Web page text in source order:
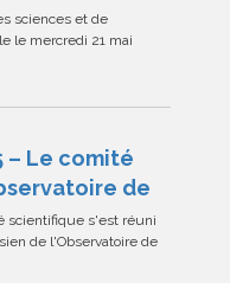
sciences et de
le mercredi 21 mai
– Le comité
de
scientifique s'est réuni
de l'Observatoire de